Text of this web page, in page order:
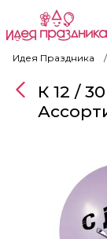
Идея Праздника
К 12 /